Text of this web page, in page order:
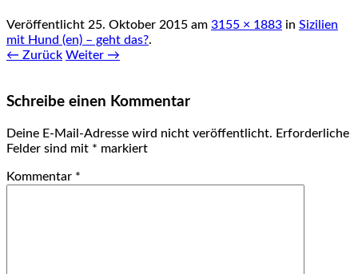
Veröffentlicht 25. Oktober 2015 am 3155 × 1883 in Sizilien
mit Hund (en) – geht das?.
← Zurück Weiter →
Schreibe einen Kommentar
Deine E-Mail-Adresse wird nicht veröffentlicht. Erforderliche
Felder sind mit * markiert
Kommentar *